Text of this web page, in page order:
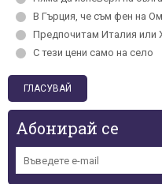
В Гърция, че съм фен на
Предпочитам Италия или
С тези цени само на село
Абонирай се